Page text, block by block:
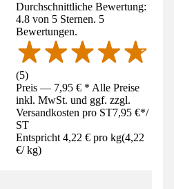
Durchschnittliche Bewertung:
4.8 von 5 Sternen. 5
Bewertungen.
(5)
Preis — 7,95 € * Alle Preise
inkl. MwSt. und ggf. zzgl.
Versandkosten pro ST7,95 €*/
ST
Entspricht 4,22 € pro kg(4,22
€/ kg)